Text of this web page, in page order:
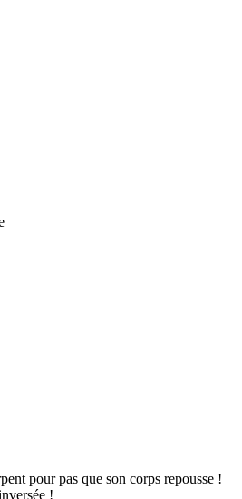
pour pas que son corps repousse !
!